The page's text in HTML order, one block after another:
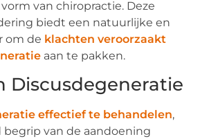
van chiropractie. Deze
biedt een natuurlijke en
om de klachten veroorzaakt
aan te pakken.
Discusdegeneratie
effectief te behandelen,
begrip van de aandoening